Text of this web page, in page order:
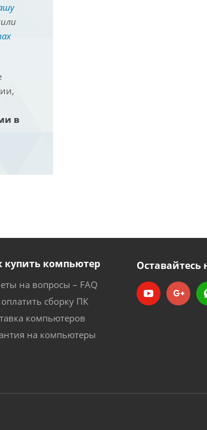
в
купить компьютер
на вопросы – FAQ
сборку ПК
компьютеров
на компьютеры
Оставайтесь